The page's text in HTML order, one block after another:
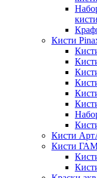
Кисти
Кисти
Кисти